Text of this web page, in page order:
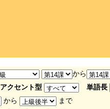
から
アクセント型
単語長
から
まで